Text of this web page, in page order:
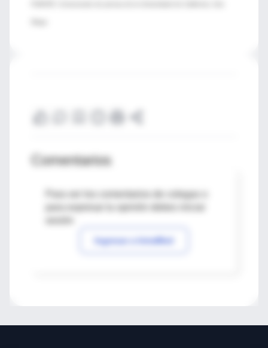
Comentarios
Para ver los comentarios de colegas o
Ingresar a IntraMed